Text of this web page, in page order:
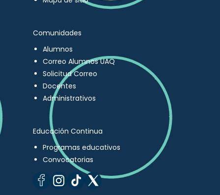
Comunidades
Alumnos
Correo Alumnos UAQ
Solicitud Correo
Docentes
Administrativos
Educación Continua
Programas educativos
Convocatorias